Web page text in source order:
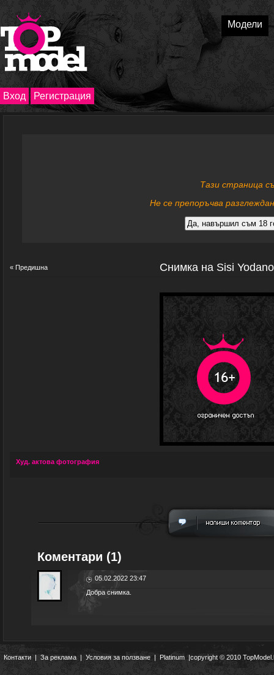
Модели
Вход Регистрация
Тази страница
Не се препоръчва
« Предишна Снимка на Sisi
Худ. актова фотография
Коментари (1)
05.02.2022 23:47
Добра снимка.
Контакти|За реклама | Условия за ползване | Platinum |copyright © 2010